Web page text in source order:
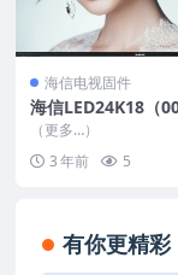
海信电视固件
海信LED24K18（
机固件
（更多…）
3 年前
5
有你更精彩